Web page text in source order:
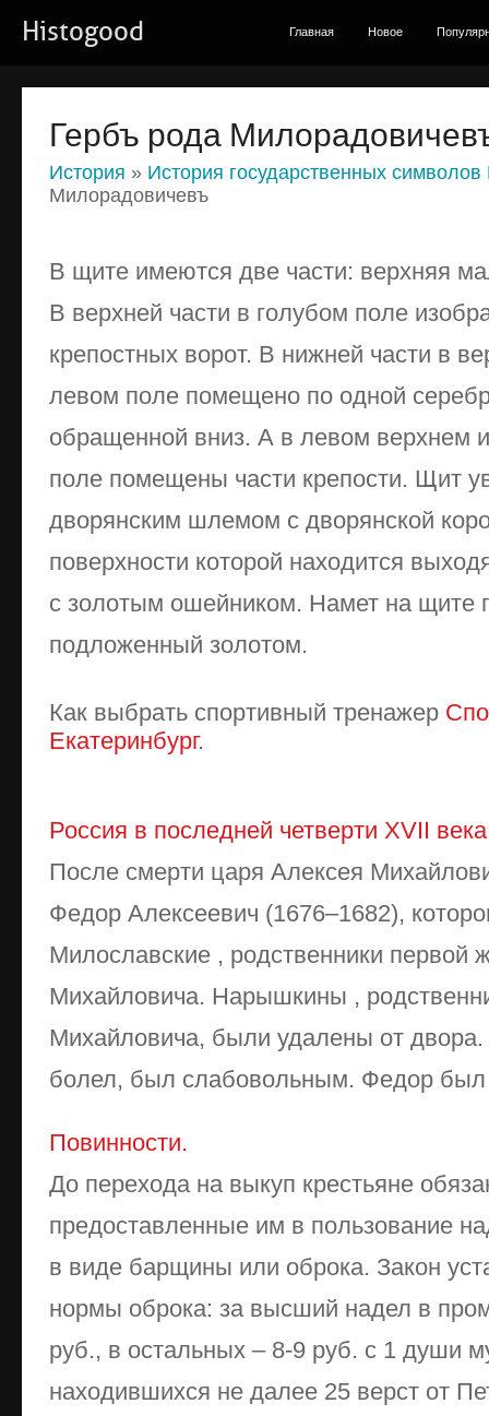
Histogood Главная Новое
Гербъ рода
История » История государственных символов
Милорадовичевъ
В щите имеются две части: вер­хняя
В верхней части в голубом поле
крепост­ных ворот. В нижней части в
левом поле помещено по одной
обращенной вниз. А в левом верхнем
поле помещены части кре­пости. Щит
дворянским шлемом с дворян­ской
поверхности которой находится
с золотым ошейником. Намет на щите
подложенный золотом.
Как выбрать спортивный тренажер
Екатеринбург.
Россия в последней четверти XVII века
После смерти царя Алексея
Федор Алексеевич (1676–1682),
Милославские , родственники первой
Михайловича. Нарышкины ,
Михайловича, были удалены от
болел, был слабовольным. Федор
Повинности.
До перехода на выкуп крестьяне
предоставленные им в пользование
в виде барщины или оброка. Закон
нормы оброка: за высший надел в
руб., в остальных – 8-9 руб. с 1 души
находившихся не далее 25 верст от